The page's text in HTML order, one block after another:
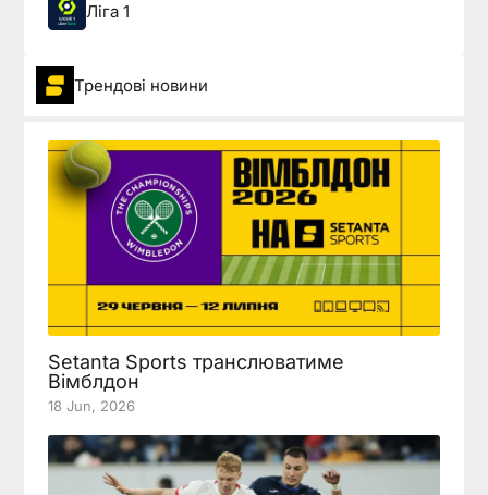
Ліга 1
Трендові новини
Setanta Sports транслюватиме
Вімблдон
18 Jun, 2026